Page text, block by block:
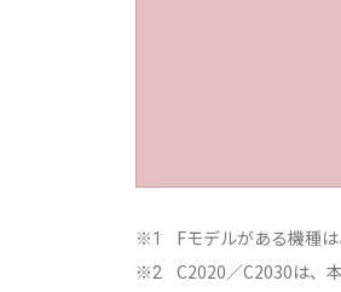
※1 Fモデルがある機種
※2 C2020／C2030は、